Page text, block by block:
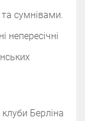
сумнівами.
непересічні
Берліна